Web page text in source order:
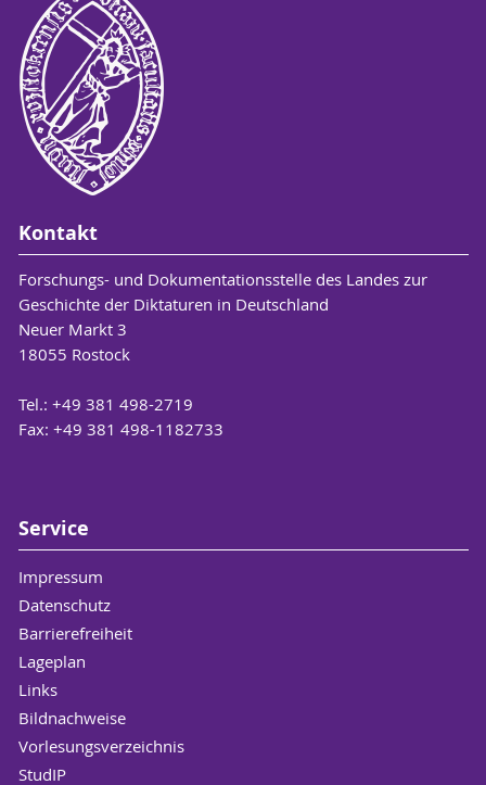
Kontakt
Forschungs- und Dokumentationsstelle des Landes zur
Geschichte der Diktaturen in Deutschland
Neuer Markt 3
18055 Rostock
Tel.: +49 381 498-2719
Fax: +49 381 498-1182733
Service
Impressum
Datenschutz
Barrierefreiheit
Lageplan
Links
Bildnachweise
Vorlesungsverzeichnis
StudIP